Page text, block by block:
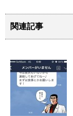
関連記事